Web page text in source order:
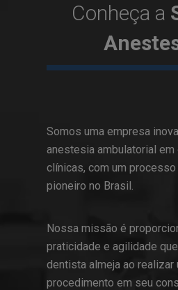
Conheça a
Somos uma empresa
anestesia ambulatorial
clínicas, com um
pioneiro no Brasil.
Nossa missão é
praticidade e agilidade
dentista almeja ao realizar
procedimento em seu